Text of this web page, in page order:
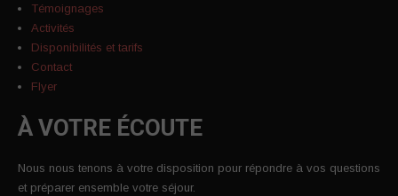
Témoignages
Activités
Disponibilités et tarifs
Contact
Flyer
À VOTRE ÉCOUTE
Nous nous tenons à votre disposition pour répondre à vos questions
et préparer ensemble votre séjour.